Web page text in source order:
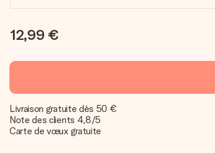
12,99 €
Livraison gratuite dès 50 €
Note des clients 4,8/5
Carte de vœux gratuite